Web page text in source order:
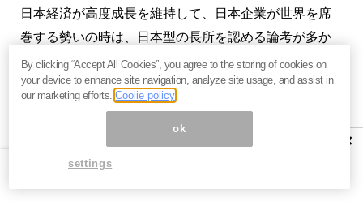
日本経済が高度成長を維持して、日本企業が世界を席
巻する勢いの時は、日本型の長所を認める論考が多か
った。特にアメリカ発の日本型経営の賛美が流行っ
た。これに対して、90年以降は川に落ちた犬を叩くが
如く、日本型を否定する経済システムと捉える議論が
圧倒的に多くなってきた。そして、最近は財政規律に
×
By clicking “Accept All Cookies”, you agree to the storing of cookies on
your device to enhance site navigation, analyze site usage, and assist in
our marketing efforts.Coolie policy
ok
settings